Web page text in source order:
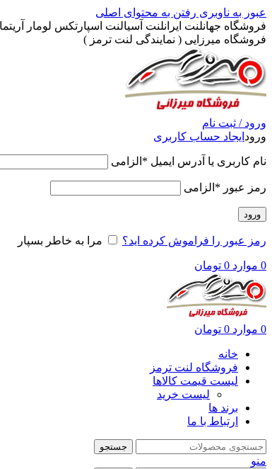
عبور به ناوبری رفتن به محتوای اصلی
فروشگاه جهانلنت ایرانلنت آسیالنت اسپارتکس لومار
فروشگاه میرزایی ( نمایندگی لنت ترمز )
ورود / ثبت نام
ورود ایجاد حساب کاربری
نام کاربری یا آدرس ایمیل * الزامی
رمز عبور * الزامی
ورود
رمز عبور را فراموش کرده اید؟ مرا به خاطر بسپار
0 موارد 0 تومان
0 موارد 0 تومان
خانه
فروشگاه لنت ترمز
لیست قیمت کالاها
لیست خرید
برند ها
ارتباط با ما
جستجو
منو